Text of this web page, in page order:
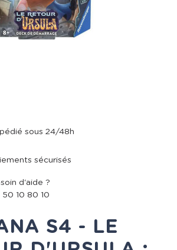
sous 24/48h
sécurisés
d'aide ?
10 80 10
S4 - LE